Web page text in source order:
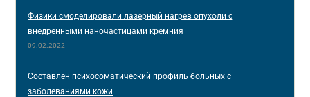
Физики смоделировали лазерный нагрев опухоли с
внедренными наночастицами кремния
09.02.2022
Составлен психосоматический профиль больных с
заболеваниями кожи